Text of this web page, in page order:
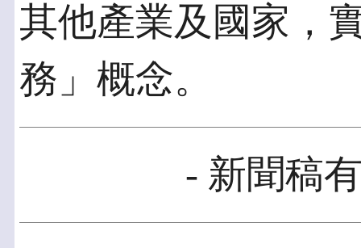
其他產業及國家，
務」概念。
- 新聞稿